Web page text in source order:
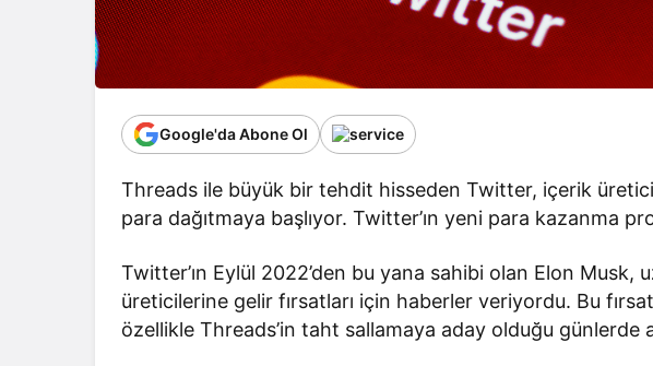
Google'da Abone Ol
Threads ile büyük bir tehdit hisseden Twitter, içerik
para dağıtmaya başlıyor. Twitter’ın yeni para kazanma
Twitter’ın Eylül 2022’den bu yana sahibi olan Elon
üreticilerine gelir fırsatları için haberler veriyordu. Bu
özellikle Threads’in taht sallamaya aday olduğu günlerde